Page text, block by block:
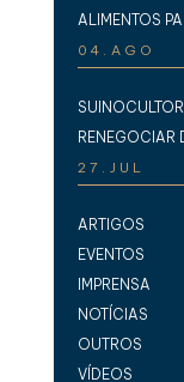
ALIMENTOS
04.AGO
RENEGOCIAR
27.JUL
ARTIGOS
EVENTOS
IMPRENSA
NOTÍCIAS
OUTROS
VÍDEOS